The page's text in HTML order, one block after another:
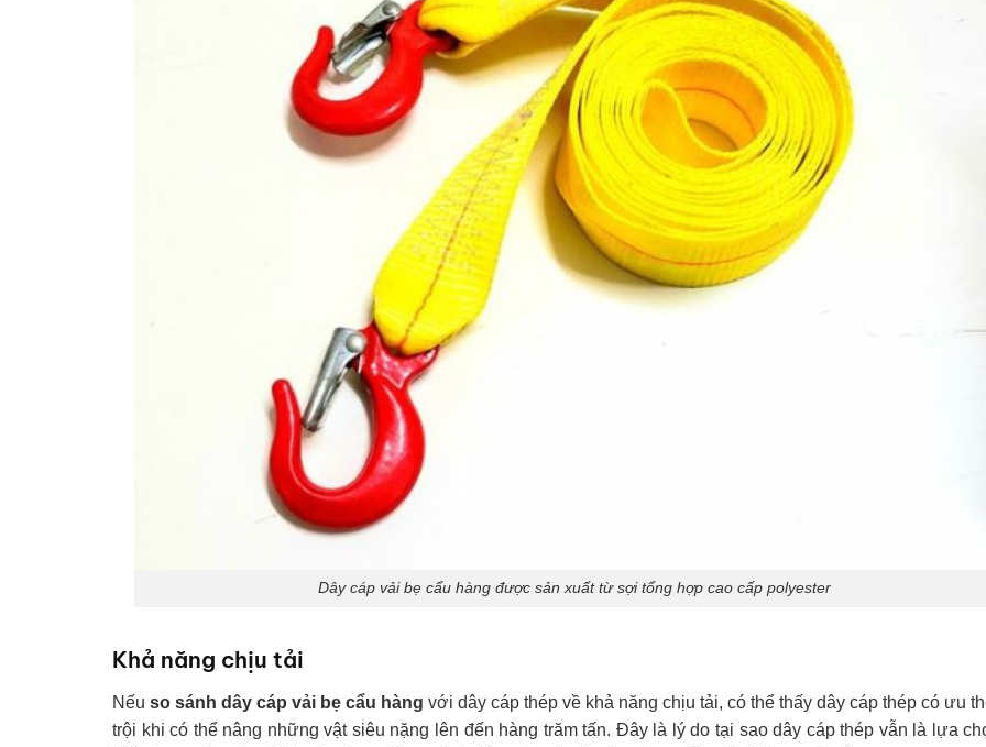
Dây cáp vải bẹ cẩu hàng được sản xuất từ sợi tổng hợp cao cấp polyester
Khả năng chịu tải
Nếu so sánh dây cáp vải bẹ cẩu hàng với dây cáp thép về khả năng chịu tải, có thể thấy dây cáp thép có ưu
trội khi có thể nâng những vật siêu nặng lên đến hàng trăm tấn. Đây là lý do tại sao dây cáp thép vẫn là lựa